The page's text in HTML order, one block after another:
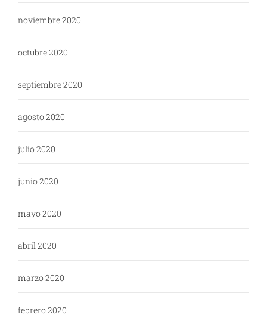
noviembre 2020
octubre 2020
septiembre 2020
agosto 2020
julio 2020
junio 2020
mayo 2020
abril 2020
marzo 2020
febrero 2020